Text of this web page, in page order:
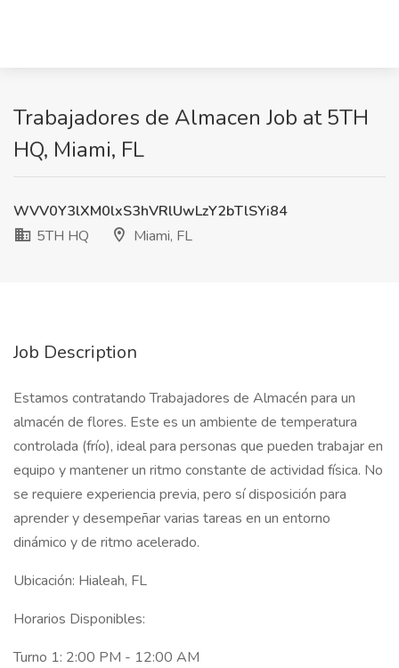
Trabajadores de Almacen Job at 5TH
HQ, Miami, FL
WVV0Y3lXM0lxS3hVRlUwLzY2bTlSYi84
5TH HQ
Miami, FL
Job Description
Estamos contratando Trabajadores de Almacén para un
almacén de flores. Este es un ambiente de temperatura
controlada (frío), ideal para personas que pueden trabajar en
equipo y mantener un ritmo constante de actividad física. No
se requiere experiencia previa, pero sí disposición para
aprender y desempeñar varias tareas en un entorno
dinámico y de ritmo acelerado.
Ubicación: Hialeah, FL
Horarios Disponibles:
Turno 1: 2:00 PM - 12:00 AM